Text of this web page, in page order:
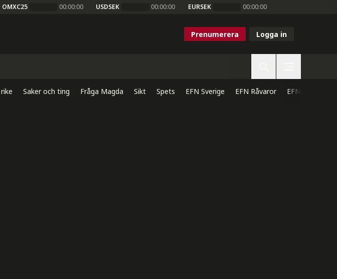
OMXC25 00:00:00 USDSEK 00:00:00 EURSEK 00:00:00
Prenumerera Logga in
Saker och ting Fråga Magda Sikt Spets EFN Sverige EFN Råvaror EFN Direkt